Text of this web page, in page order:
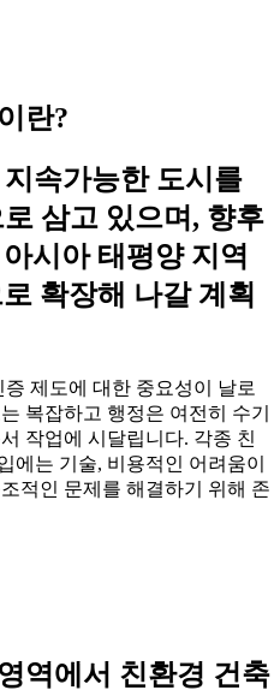
란?
속가능한 도시를
삼고 있으며, 향후
시아 태평양 지역
확장해 나갈 계획
제도에 대한 중요성이 날로
복잡하고 행정은 여전히 수기
작업에 시달립니다. 각종 친
에는 기술, 비용적인 어려움이
적인 문제를 해결하기 위해 존
역에서 친환경 건축